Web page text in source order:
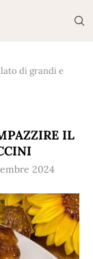
di grandi e
IL
2024